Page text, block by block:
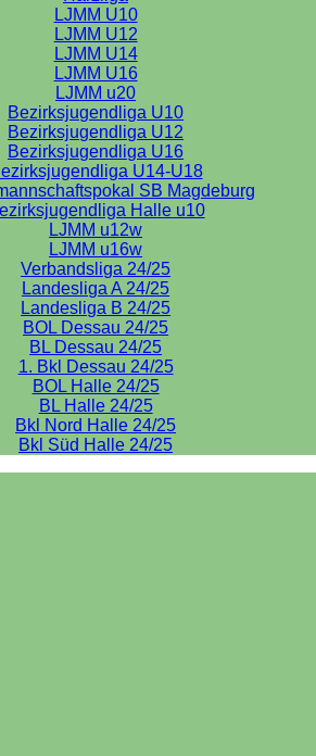
LJMM U10
LJMM U12
LJMM U14
LJMM U16
LJMM u20
Bezirksjugendliga U10
Bezirksjugendliga U12
Bezirksjugendliga U16
U14-U18
SB Magdeburg
Halle u10
LJMM u12w
LJMM u16w
Verbandsliga 24/25
Landesliga A 24/25
Landesliga B 24/25
BOL Dessau 24/25
BL Dessau 24/25
1. Bkl Dessau 24/25
BOL Halle 24/25
BL Halle 24/25
Bkl Nord Halle 24/25
Bkl Süd Halle 24/25